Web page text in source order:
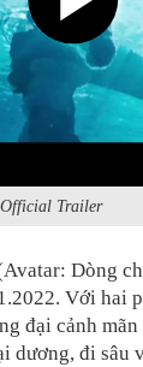
Trailer
Dòng
Với hai
đại cảnh
dương, đi sâu